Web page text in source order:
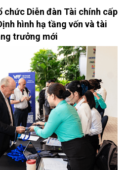
Diễn đàn Tài chính cấp
hình hạ tầng vốn và tài
trưởng mới